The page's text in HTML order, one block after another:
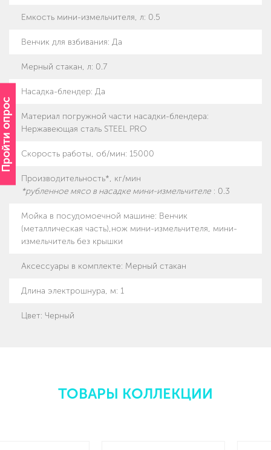
Пройти опрос
Емкость мини-измельчителя, л: 0.5
Венчик для взбивания: Да
Мерный стакан, л: 0.7
Насадка-блендер: Да
Материал погружной части насадки-блендера:
Нержавеющая сталь STEEL PRO
Скорость работы, об/мин: 15000
Производительность*, кг/мин
*рубленное мясо в насадке мини-измельчителе : 0.3
Мойка в посудомоечной машине: Венчик
(металлическая часть),нож мини-измельчителя, мини-
измельчитель без крышки
Аксессуары в комплекте: Мерный стакан
Длина электрошнура, м: 1
Цвет: Черный
ТОВАРЫ КОЛЛЕКЦИИ